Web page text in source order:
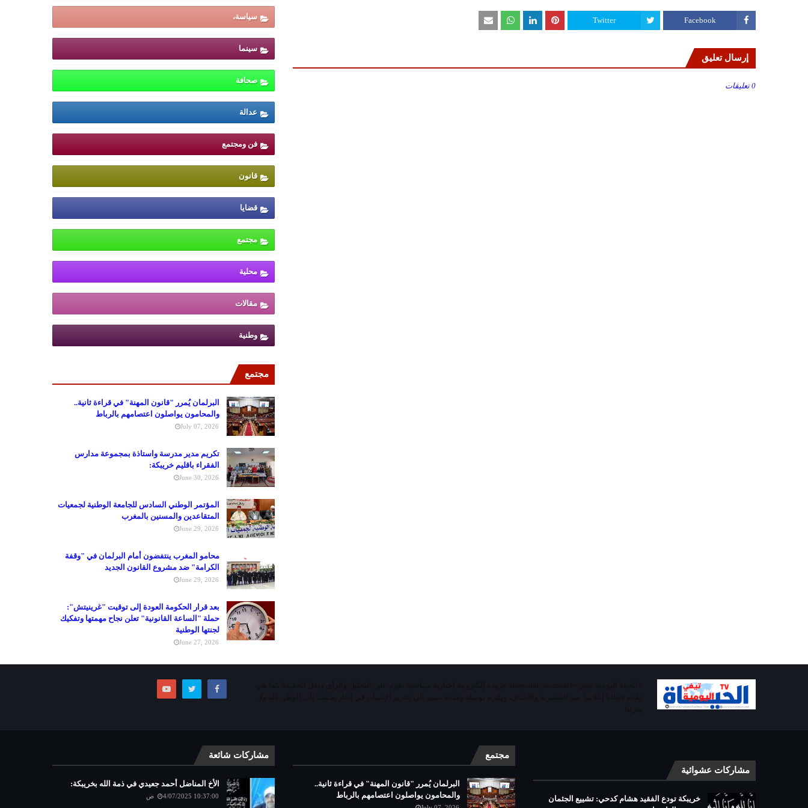
Facebook
Twitter
إرسال تعليق
0 تعليقات
سياسة،
سينما
صحافة
عدالة
فن ومجتمع
قانون
قضايا
مجتمع
محلية
مقالات
وطنية
مجتمع
البرلمان يُمرر "قانون المهنة" في قراءة ثانية..
والمحامون يواصلون اعتصامهم بالرباط
July 07, 2026
تكريم مدير مدرسة واستاذة بمجموعة مدارس
الفقراء باقليم خريبكة:
June 30, 2026
المؤتمر الوطني السادس للجامعة الوطنية لجمعيات
المتقاعدين والمسنين بالمغرب
June 29, 2026
محامو المغرب ينتفضون أمام البرلمان في "وقفة
الكرامة" ضد مشروع القانون الجديد
June 29, 2026
بعد قرار الحكومة العودة إلى توقيت "غرينيتش":
حملة "الساعة القانونية" تعلن نجاح مهمتها وتفكيك
لجنتها الوطنية
June 27, 2026
مشاركات عشوائية
خريبكة تودع الفقيد هشام كدحي: تشييع الجثمان
مجتمع
البرلمان يُمرر "قانون المهنة" في قراءة ثانية..
والمحامون يواصلون اعتصامهم بالرباط
مشاركات شائعة
الأخ المناضل أحمد جعيدي في ذمة الله بخريبكة:
4/07/2025 10:37:00 ص